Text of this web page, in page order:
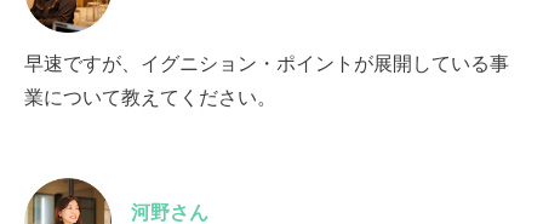
早速ですが、イグニション・ポイントが展開している事
業について教えてください。
河野さん